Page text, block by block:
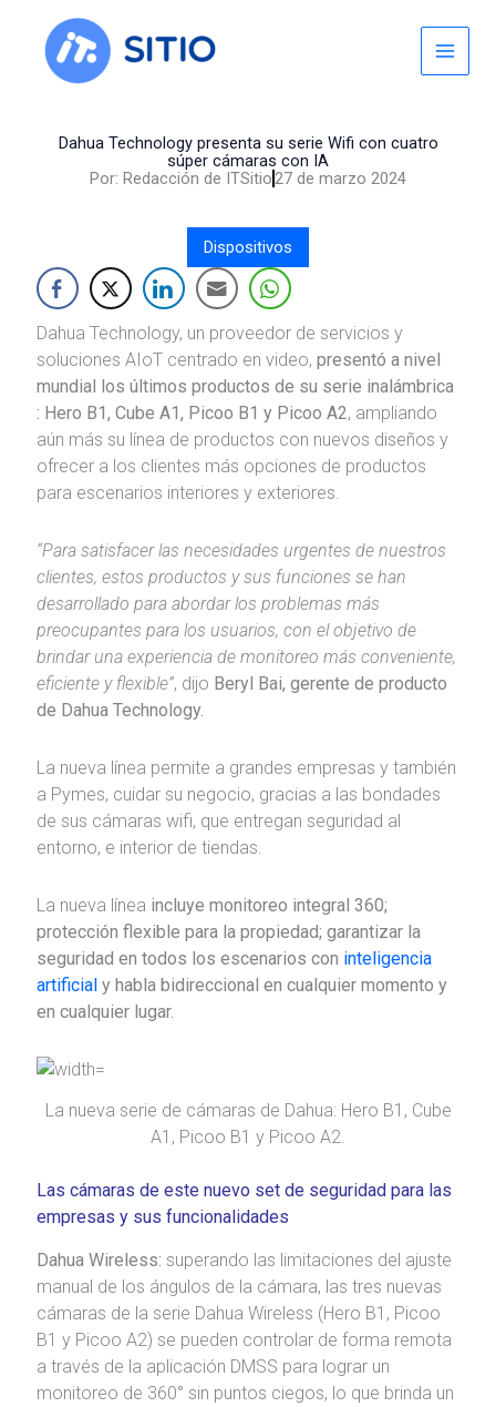
content
Dahua Technology presenta su serie Wifi con cuatro
súper cámaras con IA
Por: Redacción de ITSitio27 de marzo 2024
Dispositivos
Dahua Technology, un proveedor de servicios y
soluciones AIoT centrado en video, presentó a nivel
mundial los últimos productos de su serie inalámbrica
: Hero B1, Cube A1, Picoo B1 y Picoo A2, ampliando
aún más su línea de productos con nuevos diseños y
ofrecer a los clientes más opciones de productos
para escenarios interiores y exteriores.
“Para satisfacer las necesidades urgentes de nuestros
clientes, estos productos y sus funciones se han
desarrollado para abordar los problemas más
preocupantes para los usuarios, con el objetivo de
brindar una experiencia de monitoreo más conveniente,
eficiente y flexible”, dijo Beryl Bai, gerente de producto
de Dahua Technology.
La nueva línea permite a grandes empresas y también
a Pymes, cuidar su negocio, gracias a las bondades
de sus cámaras wifi, que entregan seguridad al
entorno, e interior de tiendas.
La nueva línea incluye monitoreo integral 360;
protección flexible para la propiedad; garantizar la
seguridad en todos los escenarios con inteligencia
artificial y habla bidireccional en cualquier momento y
en cualquier lugar.
La nueva serie de cámaras de Dahua: Hero B1, Cube
A1, Picoo B1 y Picoo A2.
Las cámaras de este nuevo set de seguridad para las
empresas y sus funcionalidades
Dahua Wireless: superando las limitaciones del ajuste
manual de los ángulos de la cámara, las tres nuevas
cámaras de la serie Dahua Wireless (Hero B1, Picoo
B1 y Picoo A2) se pueden controlar de forma remota
a través de la aplicación DMSS para lograr un
monitoreo de 360° sin puntos ciegos, lo que brinda un